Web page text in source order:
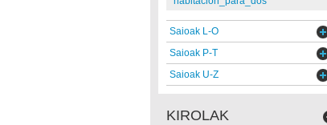
Saioak L-O
Saioak P-T
Saioak U-Z
KIROLAK